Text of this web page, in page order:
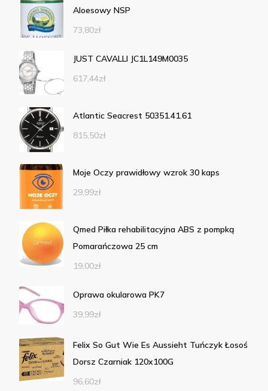
Aloesowy NSP
73,80zł
JUST CAVALLI JC1L149M0035
617,44zł
Atlantic Seacrest 50351.41.61
815,50zł
Moje Oczy prawidłowy wzrok 30 kaps
29,99zł
Qmed Piłka rehabilitacyjna ABS z pompką
Pomarańczowa 25 cm
19,00zł
Oprawa okularowa PK7
39,99zł
Felix So Gut Wie Es Aussieht Tuńczyk Łosoś
Dorsz Czarniak 120x100G
96,60zł